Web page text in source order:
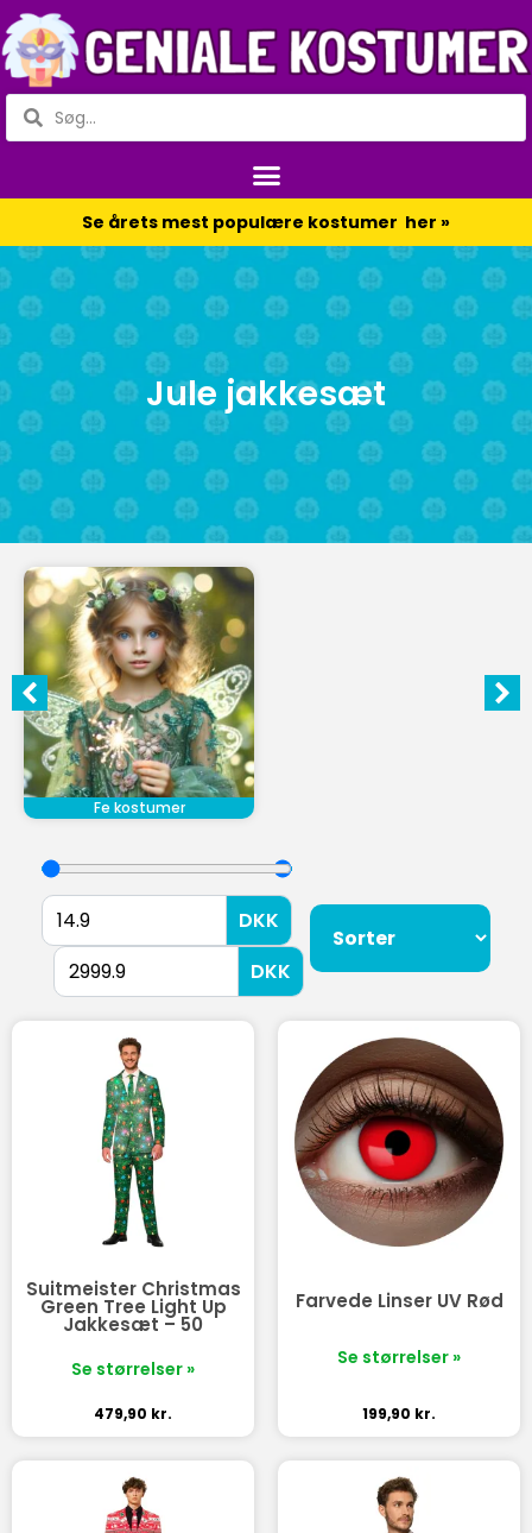
Se årets mest populære kostumer her »
Jule jakkesæt
Fe kostumer
DKK
DKK
Suitmeister Christmas
Green Tree Light Up
Jakkesæt – 50
Se størrelser »
479,90 kr.
Farvede Linser UV Rød
Se størrelser »
199,90 kr.